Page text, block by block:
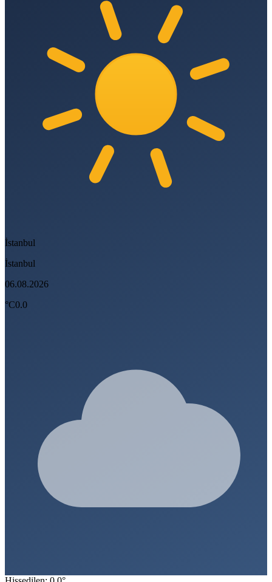
İstanbul
İstanbul
06.08.2026
°C0.0